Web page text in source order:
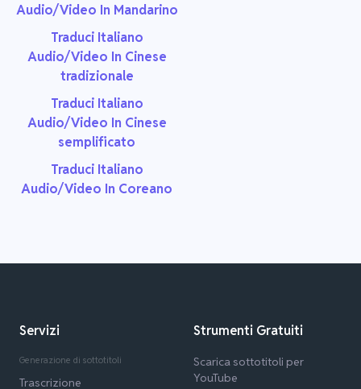
Audio/Video In Mandarino
Traduci Italiano
Audio/Video In Cinese
tradizionale
Traduci Italiano
Audio/Video In Cinese
semplificato
Traduci Italiano
Audio/Video In Coreano
Servizi
Generazione di sottotitoli
Trascrizione
Strumenti Gratuiti
Scarica sottotitoli per
YouTube